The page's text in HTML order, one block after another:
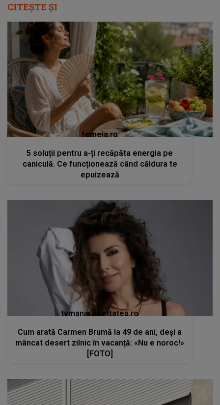
CITEȘTE ȘI
femeia.ro
5 soluții pentru a-ți recăpăta energia pe
caniculă. Ce funcționează când căldura te
epuizează
tvmania.libertatea.ro
Cum arată Carmen Brumă la 49 de ani, deși a
mâncat desert zilnic în vacanță: «Nu e noroc!»
[FOTO]